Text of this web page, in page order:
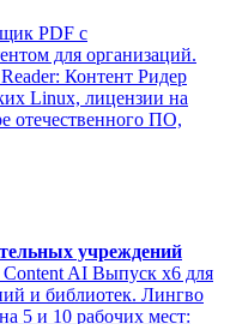
PDF с
для организаций.
Контент Ридер
Linux, лицензии на
отечественного ПО,
учреждений
AI Выпуск x6 для
и библиотек. Лингво
5 и 10 рабочих мест: